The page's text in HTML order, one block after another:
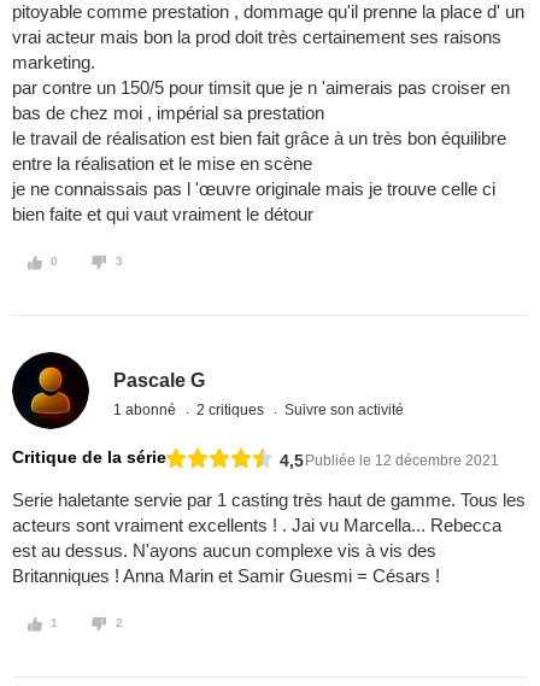
pitoyable comme prestation , dommage qu'il prenne la place d' un
vrai acteur mais bon la prod doit très certainement ses raisons
marketing.
par contre un 150/5 pour timsit que je n 'aimerais pas croiser en
bas de chez moi , impérial sa prestation
le travail de réalisation est bien fait grâce à un très bon équilibre
entre la réalisation et le mise en scène
je ne connaissais pas l 'œuvre originale mais je trouve celle ci
bien faite et qui vaut vraiment le détour
0 3
Pascale G
1 abonné 2 critiques Suivre son activité
Critique de la série 4,5Publiée le 12 décembre 2021
Serie haletante servie par 1 casting très haut de gamme. Tous les
acteurs sont vraiment excellents ! . Jai vu Marcella... Rebecca
est au dessus. N'ayons aucun complexe vis à vis des
Britanniques ! Anna Marin et Samir Guesmi = Césars !
1 2